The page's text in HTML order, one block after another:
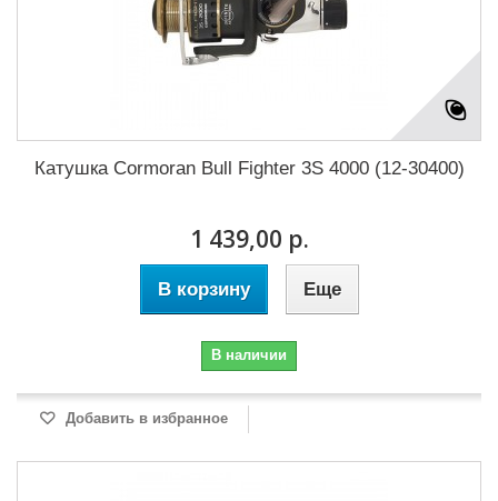
Катушка Cormoran Bull Fighter 3S 4000 (12-30400)
1 439,00 р.
В корзину Еще
В наличии
Добавить в избранное